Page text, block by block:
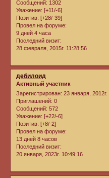
Сообщений: 1302
Уважение: [+11/-6]
Позитив: [+28/-39]
Провел на форуме:
9 дней 4 часа
Последний визит:
28 февраля, 2015г. 11:28:56
дебилоид
Активный участник
Зарегистрирован: 23 января, 2012г.
Приглашений: 0
Сообщений: 572
Уважение: [+22/-6]
Позитив: [+8/-2]
Провел на форуме:
13 дней 8 часов
Последний визит:
20 января, 2023г. 10:49:16